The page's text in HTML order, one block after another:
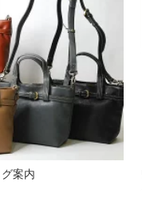
案内